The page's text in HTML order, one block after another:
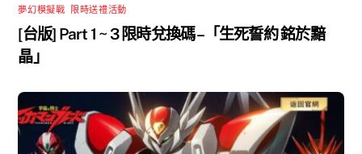
夢幻模擬戰 限時送禮活動
[台版] Part 1 ~ 3 限時兌換碼 –「生死誓約 銘於黯
晶」